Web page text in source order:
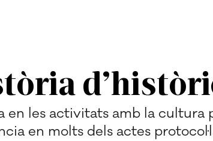
en les activitats amb la cultura
en molts dels actes